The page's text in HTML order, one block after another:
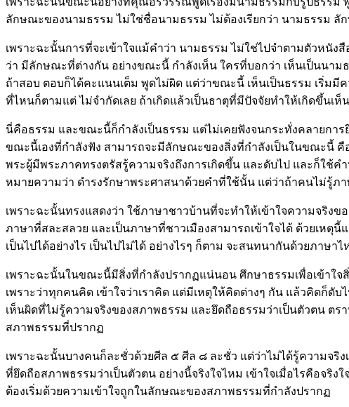
ลักษณะของนามธรรม ไม่ใช่ชื่อนามธรรม ไม่ต้องเรียกว่า นามธรรม ลัก
เพราะฉะนั้นการที่จะเข้าใจแม้คำว่า นามธรรม ไม่ใช่ไปจำตามตัวหนั
ว่า มีลักษณะที่ต่างกัน อย่างขณะนี้ กำลังเห็น ใครที่บอกว่า เห็นเป็นนาม
ถ้าสอบ ตอบก็ได้คะแนนเต็ม พูดไม่ผิด แต่ว่าขณะนี้ เห็นเป็นธรรม เริ่มมี
ที่ไหนก็ตามแต่ ไม่จำกัดเลย ถ้าเกิดแล้วเป็นธาตุที่มีปัจจัยทำให้เกิดขึ้นเห็
นี่คือธรรม และขณะนี้ก็กำลังเป็นธรรม แต่ไม่เคยฟังจนกระทั่งคลายการ
ขณะนี้เองที่กำลังฟัง สามารถจะมีลักษณะของสิ่งที่กำลังเป็นในขณะนี้ คื
พระผู้มีพระภาคทรงตรัสรู้ความจริงถึงการเกิดขึ้น และดับไป และก็ใช้
หมายความว่า ดำรงรักษาพระศาสนาด้วยคำที่ใช้นั้น แต่ว่าถ้าคนไม่
เพราะฉะนั้นทรงแสดงว่า ใช้ภาษาชาวบ้านที่จะทำให้เข้าใจความจริง
ภาษาที่สละสลวย และเป็นภาษาที่ชาวเมืองสามารถเข้าใจได้ ด้วยเหตุ
เป็นไปได้อย่างไร เป็นไปไม่ได้ อย่างไรๆ ก็ตาม จะสนทนากันด้วยภาษ
เพราะฉะนั้นในขณะนี้มีสิ่งที่กำลังปรากฏแน่นอน ศึกษาธรรมเพื่อเข้าใจ
เพราะว่าทุกคนคิด เข้าใจว่าเราคิด แต่มีเหตุให้คิดต่างๆ กัน แล้วคิดก็ดั
เห็นผิดที่ไม่รู้ความจริงของสภาพธรรม และยึดถือธรรมว่าเป็นตัวตน ต
สภาพธรรมที่ปรากฏ
เพราะฉะนั้นบางคนก็ละชั่วด้วยศีล ๕ ศีล ๘ ละชั่ว แต่ว่าไม่ได้รู้ความจริ
ที่ยึดถือสภาพธรรมว่าเป็นตัวตน อย่างนี้จริงใจไหม เข้าใจเมื่อไรคือจริ
ต้องเริ่มด้วยความเข้าใจถูกในลักษณะของสภาพธรรมที่กำลังปรากฏ